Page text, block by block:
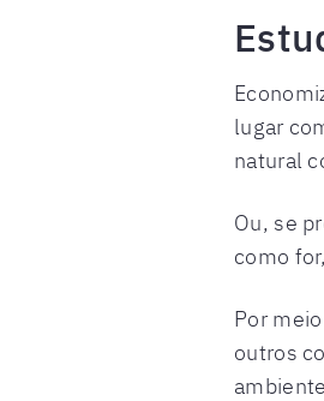
lugar
natural
Ou, se
como
Por
outros